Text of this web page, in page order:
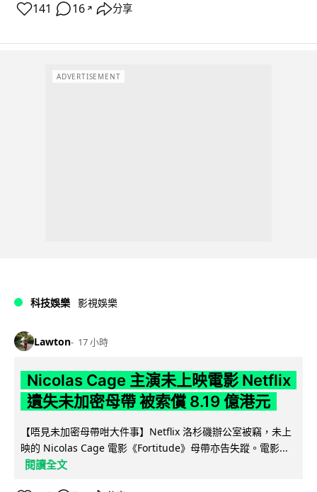
141 16 ↗ 分享
ADVERTISEMENT
科技娛樂 影視娛樂
Lawton 17 小時
Nicolas Cage 主演未上映電影 Netflix
遺失未加密母帶 被索償 8.19 億港元
【唔見未加密母帶咁大件事】Netflix 洛杉磯辦公室被竊，未上
映的 Nicolas Cage 電影《Fortitude》母帶亦告失蹤。電影...
閱讀全文